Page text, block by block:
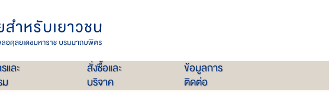
และ
สั่งซื้อและ
บริจาค
ข้อมูลการ
ติดต่อ